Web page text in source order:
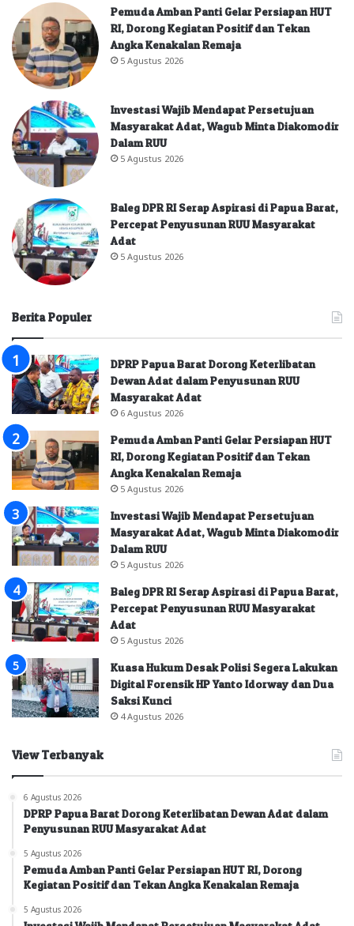
Pemuda Amban Panti Gelar Persiapan HUT
RI, Dorong Kegiatan Positif dan Tekan
Angka Kenakalan Remaja
5 Agustus 2026
Investasi Wajib Mendapat Persetujuan
Masyarakat Adat, Wagub Minta Diakomodir
Dalam RUU
5 Agustus 2026
Baleg DPR RI Serap Aspirasi di Papua Barat,
Percepat Penyusunan RUU Masyarakat
Adat
5 Agustus 2026
Berita Populer
DPRP Papua Barat Dorong Keterlibatan
Dewan Adat dalam Penyusunan RUU
Masyarakat Adat
6 Agustus 2026
Pemuda Amban Panti Gelar Persiapan HUT
RI, Dorong Kegiatan Positif dan Tekan
Angka Kenakalan Remaja
5 Agustus 2026
Investasi Wajib Mendapat Persetujuan
Masyarakat Adat, Wagub Minta Diakomodir
Dalam RUU
5 Agustus 2026
Baleg DPR RI Serap Aspirasi di Papua Barat,
Percepat Penyusunan RUU Masyarakat
Adat
5 Agustus 2026
Kuasa Hukum Desak Polisi Segera Lakukan
Digital Forensik HP Yanto Idorway dan Dua
Saksi Kunci
4 Agustus 2026
View Terbanyak
6 Agustus 2026
DPRP Papua Barat Dorong Keterlibatan Dewan Adat dalam
Penyusunan RUU Masyarakat Adat
5 Agustus 2026
Pemuda Amban Panti Gelar Persiapan HUT RI, Dorong
Kegiatan Positif dan Tekan Angka Kenakalan Remaja
5 Agustus 2026